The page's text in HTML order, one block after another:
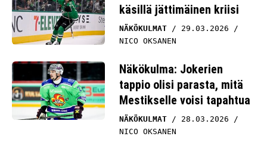
käsillä jättimäinen kriisi
NÄKÖKULMAT
29.03.2026
NICO OKSANEN
Näkökulma: Jokerien
tappio olisi parasta, mitä
Mestikselle voisi tapahtua
NÄKÖKULMAT
28.03.2026
NICO OKSANEN